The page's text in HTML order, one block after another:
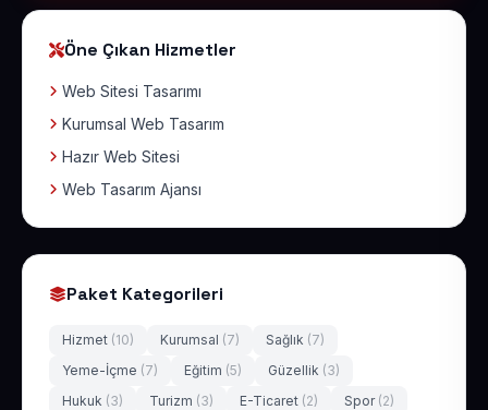
Öne Çıkan Hizmetler
Web Sitesi Tasarımı
Kurumsal Web Tasarım
Hazır Web Sitesi
Web Tasarım Ajansı
Paket Kategorileri
Hizmet (10) Kurumsal (7) Sağlık (7)
Yeme-İçme (7) Eğitim (5) Güzellik (3)
Hukuk (3) Turizm (3) E-Ticaret (2) Spor (2)